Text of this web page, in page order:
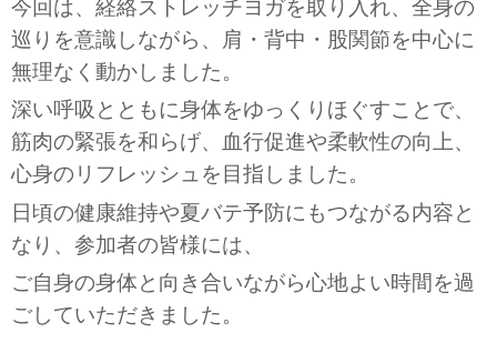
今回は、経絡ストレッチヨガを取り入れ、全身の
巡りを意識しながら、肩・背中・股関節を中心に
無理なく動かしました。
深い呼吸とともに身体をゆっくりほぐすことで、
筋肉の緊張を和らげ、血行促進や柔軟性の向上、
心身のリフレッシュを目指しました。
日頃の健康維持や夏バテ予防にもつながる内容と
なり、参加者の皆様には、
ご自身の身体と向き合いながら心地よい時間を過
ごしていただきました。